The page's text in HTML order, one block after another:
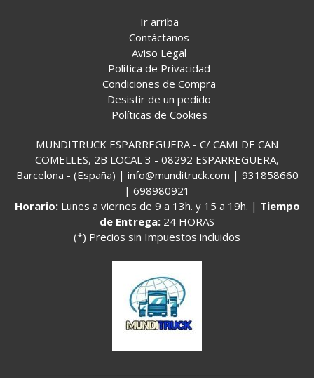
Ir arriba
Contáctanos
Aviso Legal
Política de Privacidad
Condiciones de Compra
Desistir de un pedido
Políticas de Cookies
MUNDITRUCK ESPARREGUERA - C/ CAMI DE CAN
COMELLES, 2B LOCAL 3 - 08292 ESPARREGUERA,
Barcelona - (España) | info@munditruck.com | 931858660
| 698980921
Horario: Lunes a viernes de 9 a 13h. y 15 a 19h. | Tiempo
de Entrega: 24 HORAS
(*) Precios sin Impuestos incluidos